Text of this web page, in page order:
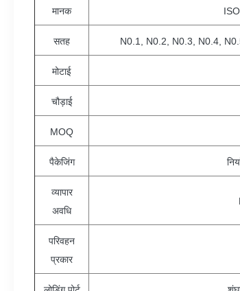
मानक
सतह N0.1, N0.2, N0.3, N0.4,
मोटाई
चौड़ाई
MOQ
पैकेजिंग
व्यापार
अवधि
परिवहन
प्रकार